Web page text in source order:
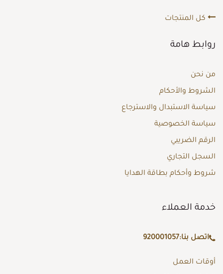
كل المنتجات
روابط هامة
من نحن
الشروط والأحكام
سياسة الاستبدال والاسترجاع
سياسة الخصوصية
الرقم الضريبي
السجل التجاري
شروط وأحكام بطاقة الهدايا
خدمة العملاء
اتصل بنا:920001057
أوقات العمل